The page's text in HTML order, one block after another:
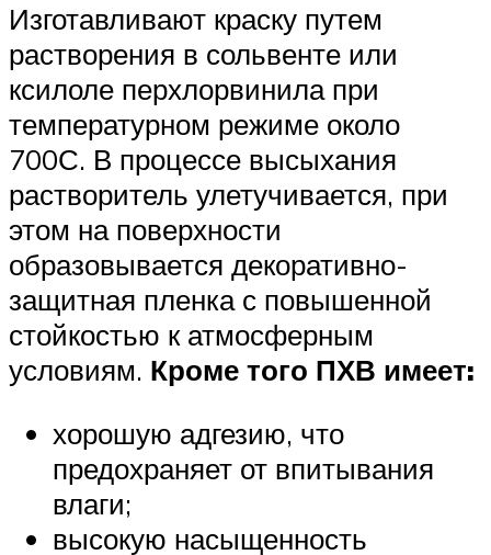
Изготавливают краску путем
растворения в сольвенте или
ксилоле перхлорвинила при
температурном режиме около
700С. В процессе высыхания
растворитель улетучивается, при
этом на поверхности
образовывается декоративно-
защитная пленка с повышенной
стойкостью к атмосферным
условиям. Кроме того ПХВ имеет:
хорошую адгезию, что
предохраняет от впитывания
влаги;
высокую насыщенность